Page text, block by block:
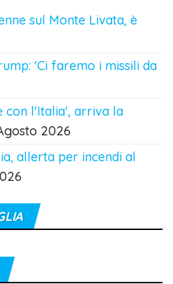
sul Monte Livata, è
'Ci faremo i missili da
l'Italia', arriva la
2026
allerta per incendi al